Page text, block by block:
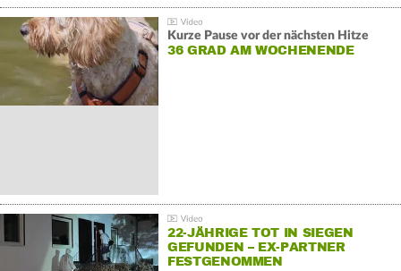
Kurze Pause vor der nächsten Hitze
36 GRAD AM WOCHENENDE
22-JÄHRIGE TOT IN SIEGEN
GEFUNDEN – EX-PARTNER
FESTGENOMMEN